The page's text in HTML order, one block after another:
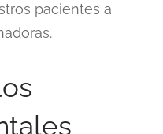
pacientes a